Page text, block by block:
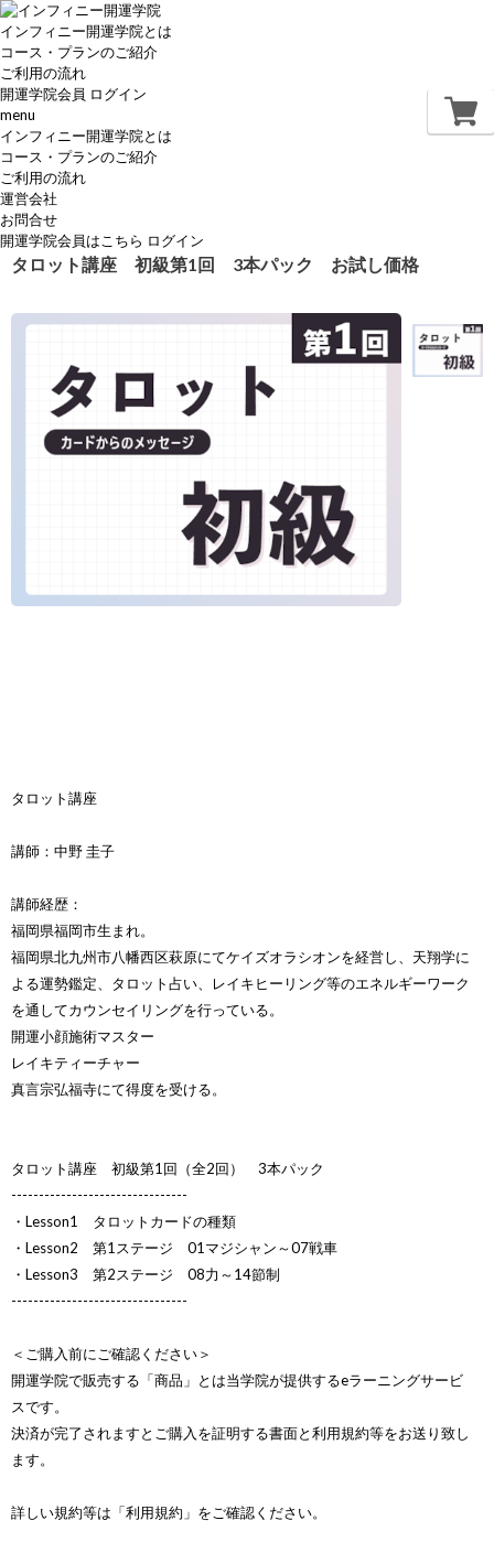
インフィニー開運学院とは
コース・プランのご紹介
ご利用の流れ
開運学院会員 ログイン
menu
インフィニー開運学院とは
コース・プランのご紹介
ご利用の流れ
運営会社
お問合せ
開運学院会員はこちら ログイン
タロット講座 初級第1回 3本パック お試し価格
タロット講座
講師：中野 圭子
講師経歴：
福岡県福岡市生まれ。
福岡県北九州市八幡西区萩原にてケイズオラシオンを経営し、天翔学に
よる運勢鑑定、タロット占い、レイキヒーリング等のエネルギーワーク
を通してカウンセイリングを行っている。
開運小顔施術マスター
レイキティーチャー
真言宗弘福寺にて得度を受ける。
タロット講座 初級第1回（全2回） 3本パック
--------------------------------
・Lesson1 タロットカードの種類
・Lesson2 第1ステージ 01マジシャン～07戦車
・Lesson3 第2ステージ 08力～14節制
--------------------------------
＜ご購入前にご確認ください＞
開運学院で販売する「商品」とは当学院が提供するeラーニングサービ
スです。
決済が完了されますとご購入を証明する書面と利用規約等をお送り致し
ます。
詳しい規約等は「利用規約」をご確認ください。